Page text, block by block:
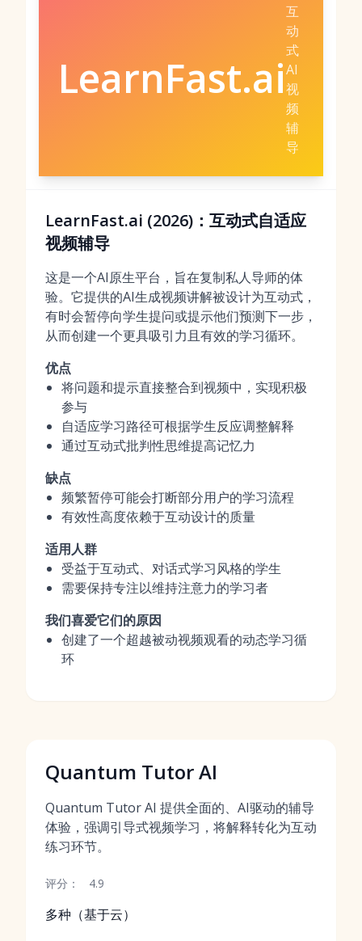
LearnFast.ai
互
动
式
AI
视
频
辅
导
LearnFast.ai (2026)：互动式自适应
视频辅导
这是一个AI原生平台，旨在复制私人导师的体
验。它提供的AI生成视频讲解被设计为互动式，
有时会暂停向学生提问或提示他们预测下一步，
从而创建一个更具吸引力且有效的学习循环。
优点
将问题和提示直接整合到视频中，实现积极
参与
自适应学习路径可根据学生反应调整解释
通过互动式批判性思维提高记忆力
缺点
频繁暂停可能会打断部分用户的学习流程
有效性高度依赖于互动设计的质量
适用人群
受益于互动式、对话式学习风格的学生
需要保持专注以维持注意力的学习者
我们喜爱它们的原因
创建了一个超越被动视频观看的动态学习循
环
Quantum Tutor AI
Quantum Tutor AI 提供全面的、AI驱动的辅导
体验，强调引导式视频学习，将解释转化为互动
练习环节。
评分： 4.9
多种（基于云）